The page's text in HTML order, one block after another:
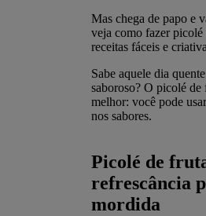
Mas chega de papo e
veja como fazer picolé
receitas fáceis e
Sabe aquele dia
saboroso? O picolé
melhor: você pode
nos sabores.
Picolé de
refrescância
mordida